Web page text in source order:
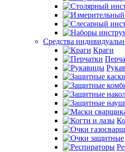
Средства
Краги